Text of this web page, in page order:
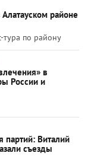
районе
тура по району
в
России и
партий: Виталий
съезды